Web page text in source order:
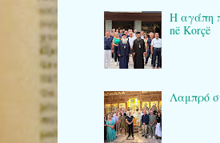
Η αγάπη
në Korçë
Λαμπρό